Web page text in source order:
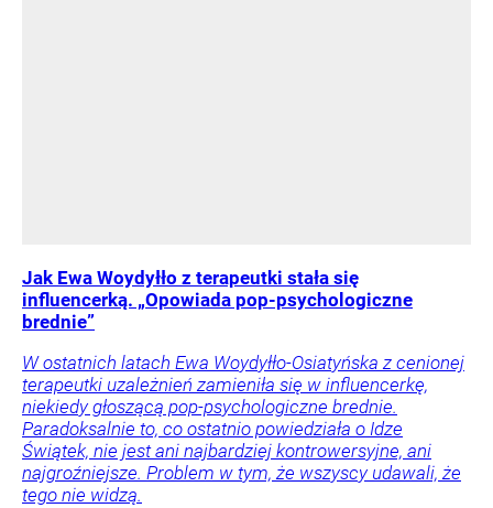
Jak Ewa Woydyłło z terapeutki stała się
influencerką. „Opowiada pop-psychologiczne
brednie”
W ostatnich latach Ewa Woydyłło-Osiatyńska z cenionej
terapeutki uzależnień zamieniła się w influencerkę,
niekiedy głoszącą pop-psychologiczne brednie.
Paradoksalnie to, co ostatnio powiedziała o Idze
Świątek, nie jest ani najbardziej kontrowersyjne, ani
najgroźniejsze. Problem w tym, że wszyscy udawali, że
tego nie widzą.